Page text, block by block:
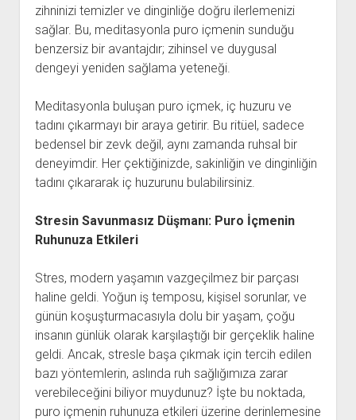
zihninizi temizler ve dinginliğe doğru ilerlemenizi
sağlar. Bu, meditasyonla puro içmenin sunduğu
benzersiz bir avantajdır; zihinsel ve duygusal
dengeyi yeniden sağlama yeteneği.
Meditasyonla buluşan puro içmek, iç huzuru ve
tadını çıkarmayı bir araya getirir. Bu ritüel, sadece
bedensel bir zevk değil, aynı zamanda ruhsal bir
deneyimdir. Her çektiğinizde, sakinliğin ve dinginliğin
tadını çıkararak iç huzurunu bulabilirsiniz.
Stresin Savunmasız Düşmanı: Puro İçmenin
Ruhunuza Etkileri
Stres, modern yaşamın vazgeçilmez bir parçası
haline geldi. Yoğun iş temposu, kişisel sorunlar, ve
günün koşuşturmacasıyla dolu bir yaşam, çoğu
insanın günlük olarak karşılaştığı bir gerçeklik haline
geldi. Ancak, stresle başa çıkmak için tercih edilen
bazı yöntemlerin, aslında ruh sağlığımıza zarar
verebileceğini biliyor muydunuz? İşte bu noktada,
puro içmenin ruhunuza etkileri üzerine derinlemesine